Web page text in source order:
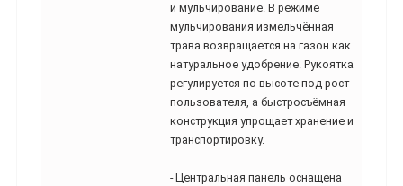
и мульчирование. В режиме
мульчирования измельчённая
трава возвращается на газон как
натуральное удобрение. Рукоятка
регулируется по высоте под рост
пользователя, а быстросъёмная
конструкция упрощает хранение и
транспортировку.
- Центральная панель оснащена